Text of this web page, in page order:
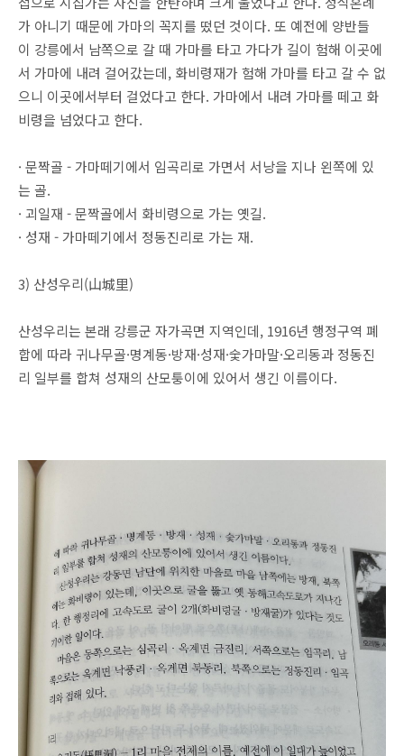
가 아니기 때문에 가마의 꼭지를 떴던 것이다. 또 예전에 양반들
이 강릉에서 남쪽으로 갈 때 가마를 타고 가다가 길이 험해 이곳에
서 가마에 내려 걸어갔는데, 화비령재가 험해 가마를 타고 갈 수 없
으니 이곳에서부터 걸었다고 한다. 가마에서 내려 가마를 떼고 화
비령을 넘었다고 한다.
· 문짝골 - 가마떼기에서 임곡리로 가면서 서낭을 지나 왼쪽에 있
는 골.
· 괴일재 - 문짝골에서 화비령으로 가는 옛길.
· 성재 - 가마떼기에서 정동진리로 가는 재.
3) 산성우리(山城里)
산성우리는 본래 강릉군 자가곡면 지역인데, 1916년 행정구역 폐
합에 따라 귀나무골·명계동·방재·성재·숯가마말·오리동과 정동진
리 일부를 합쳐 성재의 산모퉁이에 있어서 생긴 이름이다.